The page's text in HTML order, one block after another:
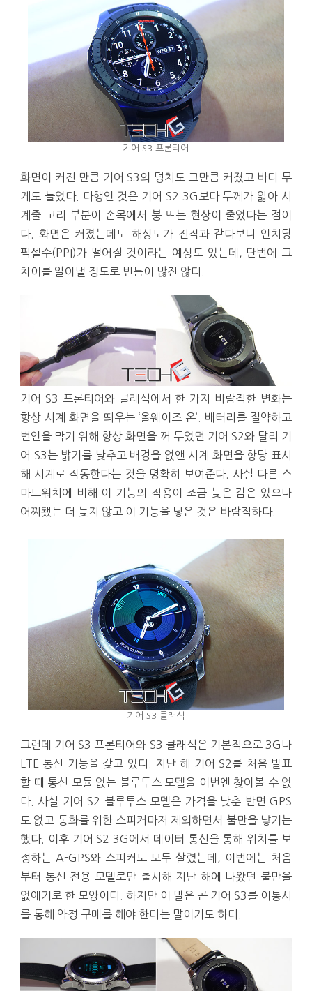
기어 S3 프론티어
화면이 커진 만큼 기어 S3의 덩치도 그만큼 커졌고 바디 무
게도 늘었다. 다행인 것은 기어 S2 3G보다 두께가 얇아 시
계줄 고리 부분이 손목에서 붕 뜨는 현상이 줄었다는 점이
다. 화면은 커졌는데도 해상도가 전작과 같다보니 인치당
픽셀수(PPI)가 떨어질 것이라는 예상도 있는데, 단번에 그
차이를 알아낼 정도로 빈틈이 많진 않다.
기어 S3 프론티어와 클래식에서 한 가지 바람직한 변화는
항상 시계 화면을 띄우는 ‘올웨이즈 온’. 배터리를 절약하고
번인을 막기 위해 항상 화면을 꺼 두었던 기어 S2와 달리 기
어 S3는 밝기를 낮추고 배경을 없앤 시계 화면을 항당 표시
해 시계로 작동한다는 것을 명확히 보여준다. 사실 다른 스
마트워치에 비해 이 기능의 적용이 조금 늦은 감은 있으나
어찌됐든 더 늦지 않고 이 기능을 넣은 것은 바람직하다.
기어 S3 클래식
그런데 기어 S3 프론티어와 S3 클래식은 기본적으로 3G나
LTE 통신 기능을 갖고 있다. 지난 해 기어 S2를 처음 발표
할 때 통신 모듈 없는 블루투스 모델을 이번엔 찾아볼 수 없
다. 사실 기어 S2 블루투스 모델은 가격을 낮춘 반면 GPS
도 없고 통화를 위한 스피커마저 제외하면서 불만을 낳기는
했다. 이후 기어 S2 3G에서 데이터 통신을 통해 위치를 보
정하는 A-GPS와 스피커도 모두 살렸는데, 이번에는 처음
부터 통신 전용 모델로만 출시해 지난 해에 나왔던 불만을
없애기로 한 모양이다. 하지만 이 말은 곧 기어 S3를 이통사
를 통해 약정 구매를 해야 한다는 말이기도 하다.